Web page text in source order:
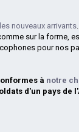
nouveaux arrivants
sur la forme,
pour nos
à notre
d'un pays de